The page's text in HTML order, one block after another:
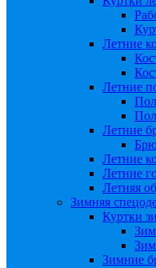
Летние
Летние
Летние
Летние
Летние
Летняя
Зимняя
Куртки
Зимние